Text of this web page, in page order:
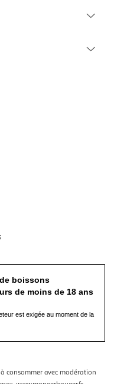
boissons
de moins de 18 ans
est exigée au moment de la
consommer avec modération